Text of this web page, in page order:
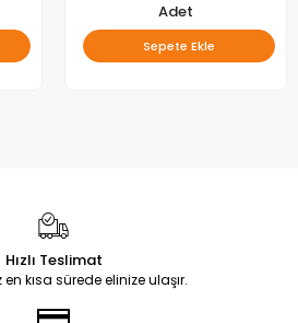
Adet
Sepete Ekle
Hızlı Teslimat
kısa sürede elinize ulaşır.